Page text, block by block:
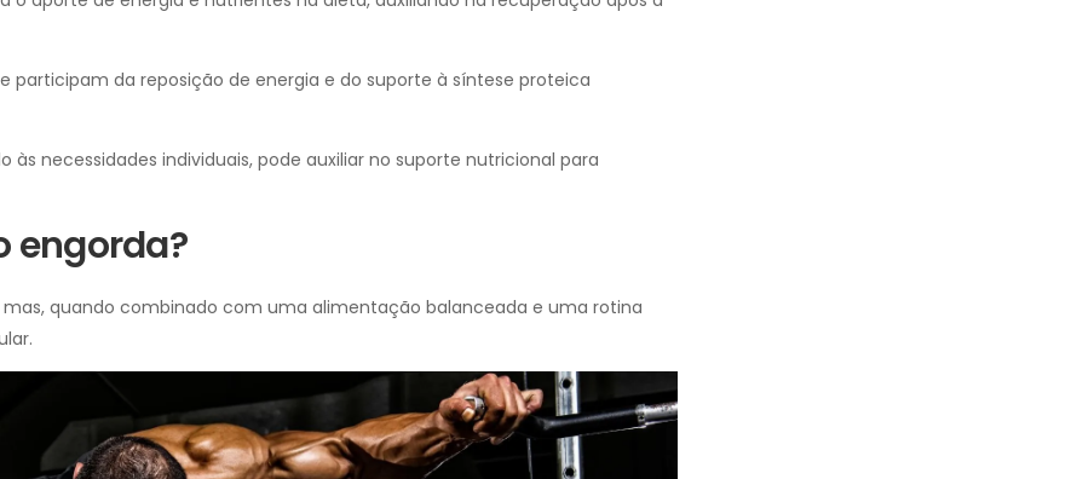
participam da reposição de energia e do suporte à síntese proteica
necessidades individuais, pode auxiliar no suporte nutricional para
engorda?
quando combinado com uma alimentação balanceada e uma rotina